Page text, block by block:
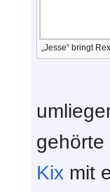
„Jesse“ bringt
Kix mit